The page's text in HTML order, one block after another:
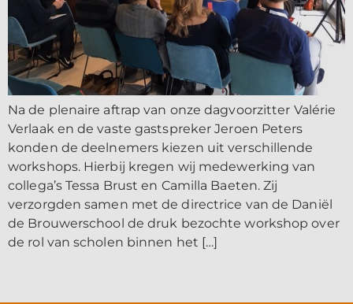
Na de plenaire aftrap van onze dagvoorzitter Valérie
Verlaak en de vaste gastspreker Jeroen Peters
konden de deelnemers kiezen uit verschillende
workshops. Hierbij kregen wij medewerking van
collega’s Tessa Brust en Camilla Baeten. Zij
verzorgden samen met de directrice van de Daniël
de Brouwerschool de druk bezochte workshop over
de rol van scholen binnen het […]